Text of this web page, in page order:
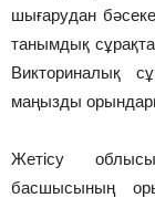
шығарудан
танымдық
Викториналық
маңызды
Жетісу
басшысының